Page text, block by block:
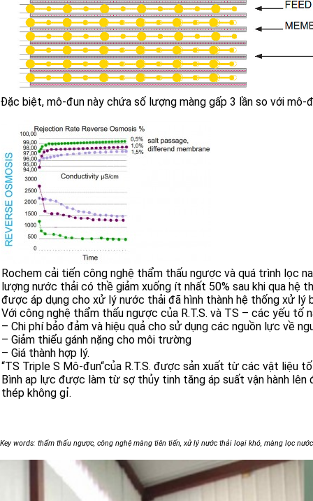
Đặc biệt, mô-đun này chứa số lượng màng gấp 3 lần so với
Rochem cải tiến công nghệ thẩm thấu ngược và quá trình lọc
lượng nước thải có thề giảm xuống ít nhất 50% sau khi qua hệ
được áp dụng cho xử lý nước thải đã hình thành hệ thống xử lý
Với công nghệ thẩm thấu ngược của R.T.S. và TS – các yếu tố
– Chi phí bảo đảm và hiệu quả cho sử dụng các nguồn lực về
– Giảm thiểu gánh nặng cho môi trường
– Giá thành hợp lý.
“TS Triple S Mô-đun“của R.T.S. được sản xuất từ các vật liệu
Bình ap lực được làm từ sợ thủy tinh tăng áp suất vận hành
thép không gỉ.
Key words: thẩm thấu ngược, công nghệ màng tiên tiến, xử lý nước thải loại khó, màng lọc